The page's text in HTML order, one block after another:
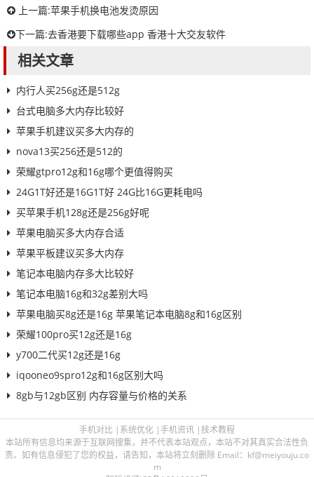
上一篇:苹果手机换电池发烫原因
下一篇:去香港要下载哪些app 香港十大交友软件
相关文章
内行人买256g还是512g
台式电脑多大内存比较好
苹果手机建议买多大内存的
nova13买256还是512的
荣耀gtpro12g和16g哪个更值得购买
24G1T好还是16G1T好 24G比16G更耗电吗
买苹果手机128g还是256g好呢
苹果电脑买多大内存合适
苹果平板建议买多大内存
笔记本电脑内存多大比较好
笔记本电脑16g和32g差别大吗
苹果电脑买8g还是16g 苹果笔记本电脑8g和16g区别
荣耀100pro买12g还是16g
y700二代买12g还是16g
iqooneo9spro12g和16g区别大吗
8gb与12gb区别 内存容量与价格的关系
手机对比 | 系统优化 |手机资讯 |技术教程
本站所有信息均来源于互联网搜集，并不代表本站观点，本站不对其真实合法性负
责。如有信息侵犯了您的权益，请告知，本站将立刻删除 Email：kf@meiyouju.co
m